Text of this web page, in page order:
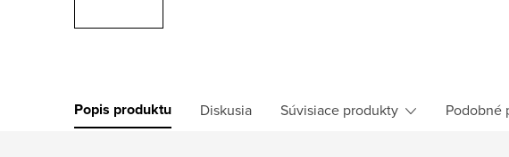
Popis produktu Diskusia Súvisiace produkty Podobné